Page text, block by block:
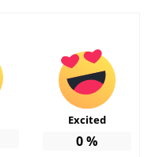
Excited
0%